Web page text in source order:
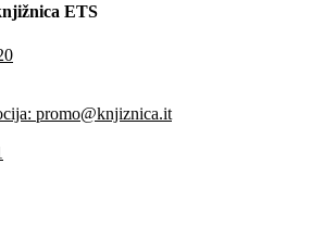
ETS
promo@knjiznica.it